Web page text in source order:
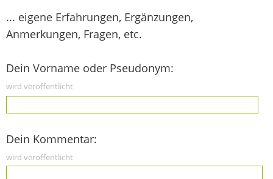
... eigene Erfahrungen, Ergänzungen,
Anmerkungen, Fragen, etc.
Dein Vorname oder Pseudonym:
wird veröffentlicht
Dein Kommentar:
wird veröffentlicht